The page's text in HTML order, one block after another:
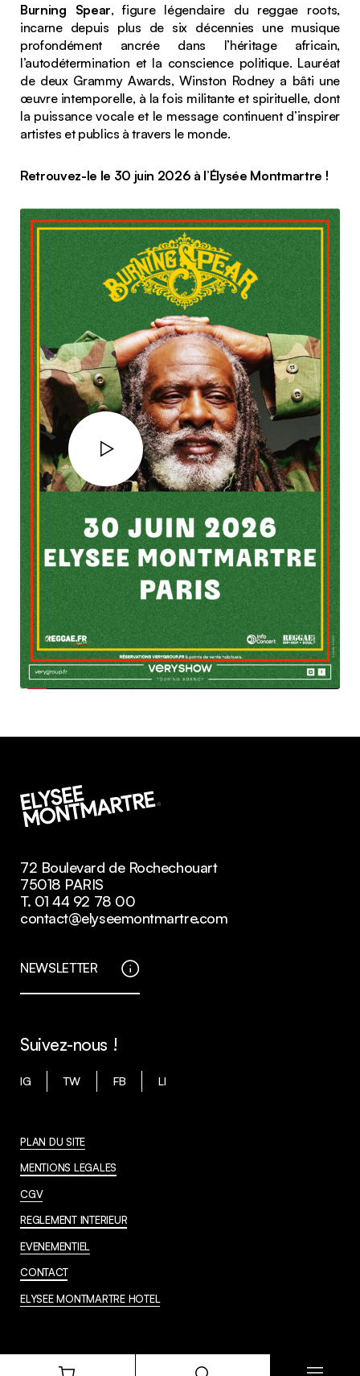
Burning Spear, figure légendaire du reggae roots,
incarne depuis plus de six décennies une musique
profondément ancrée dans l’héritage africain,
l’autodétermination et la conscience politique. Lauréat
de deux Grammy Awards, Winston Rodney a bâti une
œuvre intemporelle, à la fois militante et spirituelle, dont
la puissance vocale et le message continuent d’inspirer
artistes et publics à travers le monde.
Retrouvez-le le 30 juin 2026 à l’Élysée Montmartre !
72 Boulevard de Rochechouart
75018 PARIS
T. 01 44 92 78 00
contact@elyseemontmartre.com
NEWSLETTER
Suivez-nous !
IG TW FB LI
PLAN DU SITE
MENTIONS LEGALES
CGV
REGLEMENT INTERIEUR
EVENEMENTIEL
CONTACT
ELYSEE MONTMARTRE HOTEL